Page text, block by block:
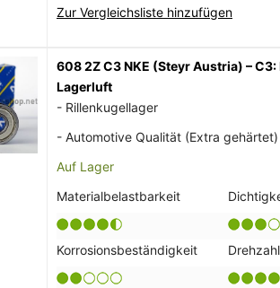
Zur Vergleichsliste hinzufügen
608 2Z C3 NKE (Steyr Austria) –
Lagerluft
- Rillenkugellager
- Automotive Qualität (Extra gehärtet)
Auf Lager
Materialbelastbarkeit
Korrosionsbeständigkeit